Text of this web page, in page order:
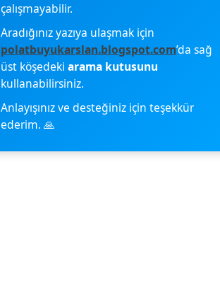
çalışmayabilir.
Aradığınız yazıya ulaşmak için
polatbuyukarslan.blogspot.com’da sağ
üst köşedeki arama kutusunu
kullanabilirsiniz.
Anlayışınız ve desteğiniz için teşekkür
ederim. 🙏